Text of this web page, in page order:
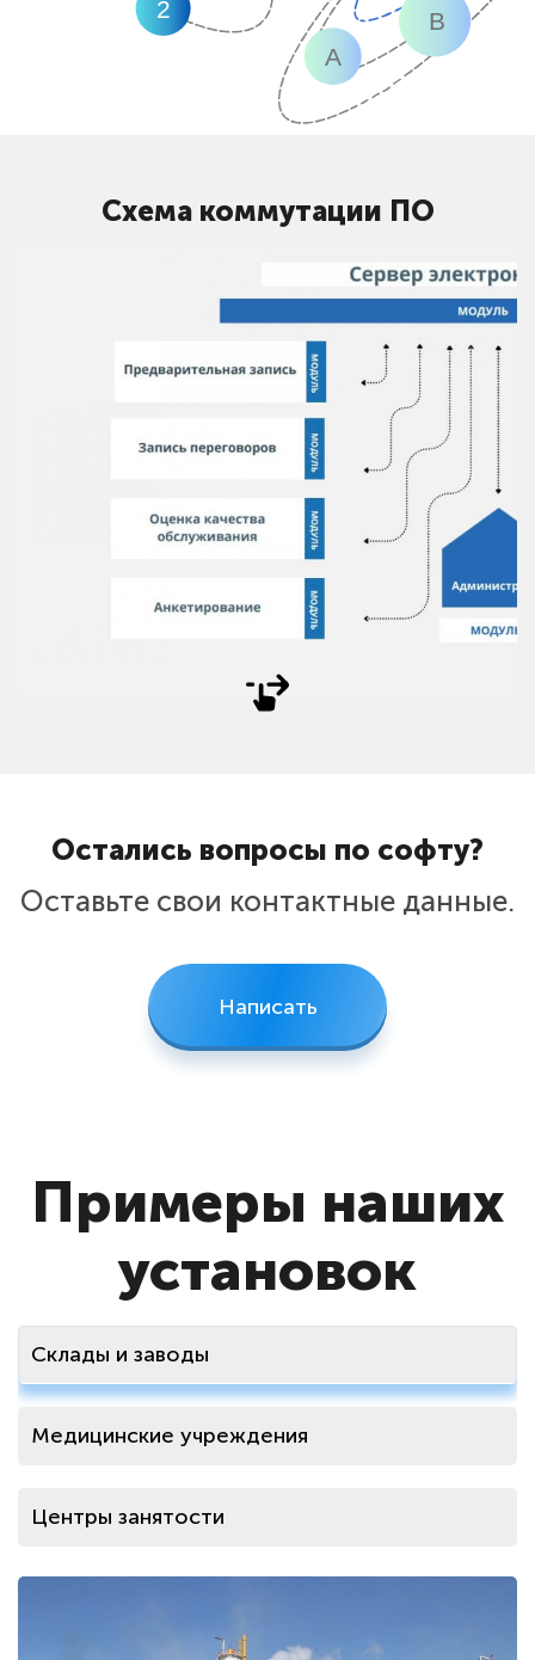
A
2 B
Схема коммутации ПО
Остались вопросы по софту?
Оставьте свои контактные данные.
Написать
Примеры наших
установок
Склады и заводы
Медицинские учреждения
Центры занятости